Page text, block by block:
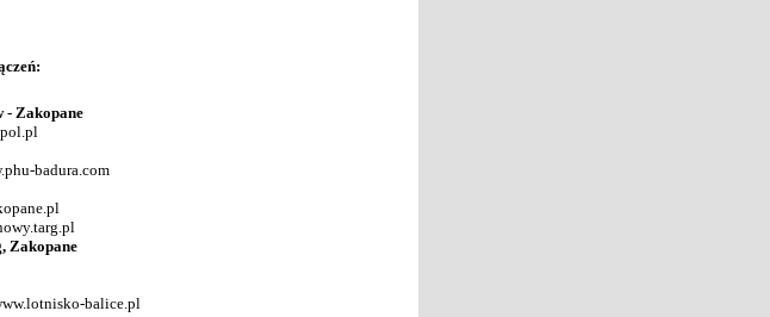
- Zakopane
badura.com
Zakopane
balice.pl